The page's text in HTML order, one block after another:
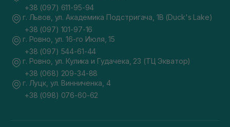
+38 (097) 611-95-94
г. Львов, ул. Академика Подстригача, 1В (Duck's Lake)
+38 (097) 101-97-16
г. Ровно, ул. 16-го Июля, 15
+38 (097) 544-61-44
г. Ровно, ул. Кулика и Гудачека, 23 (ТЦ Экватор)
+38 (068) 209-34-88
г. Луцк, ул. Винниченка, 4
+38 (098) 076-60-62